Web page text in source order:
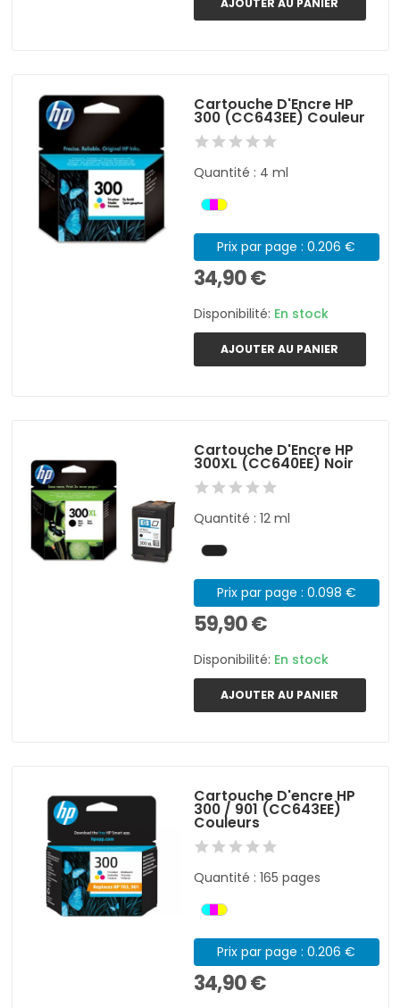
AJOUTER AU PANIER
Cartouche D'Encre HP
300 (CC643EE) Couleur
Quantité : 4 ml
Prix par page : 0.206 €
34,90 €
Disponibilité: En stock
AJOUTER AU PANIER
Cartouche D'Encre HP
300XL (CC640EE) Noir
Quantité : 12 ml
Prix par page : 0.098 €
59,90 €
Disponibilité: En stock
AJOUTER AU PANIER
Cartouche D'encre HP
300 / 901 (CC643EE)
Couleurs
Quantité : 165 pages
Prix par page : 0.206 €
34,90 €